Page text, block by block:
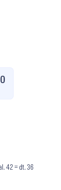
42 = dt. 36